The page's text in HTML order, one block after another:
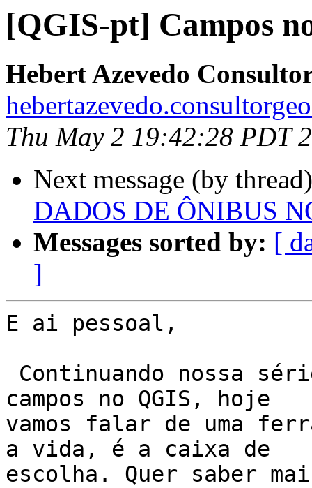
[QGIS-pt] Campos
Hebert Azevedo
Thu May 2 19:42:28 PDT
Next message (by
DADOS DE ÔNIBUS
Messages sorted by: [
]
E ai pessoal,
campos no QGIS, hoje
vamos falar de uma
a vida, é a caixa de
escolha. Quer saber